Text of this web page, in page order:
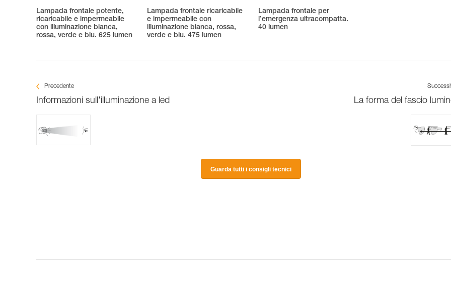
Lampada frontale potente,
ricaricabile e impermeabile
con illuminazione bianca,
rossa, verde e blu. 625 lumen
Lampada frontale ricaricabile
e impermeabile con
illuminazione bianca, rossa,
verde e blu. 475 lumen
Lampada frontale per
l’emergenza ultracompatta.
40 lumen
Precedente
Informazioni sull'illuminazione a led La forma del fascio
Guarda tutti i consigli tecnici